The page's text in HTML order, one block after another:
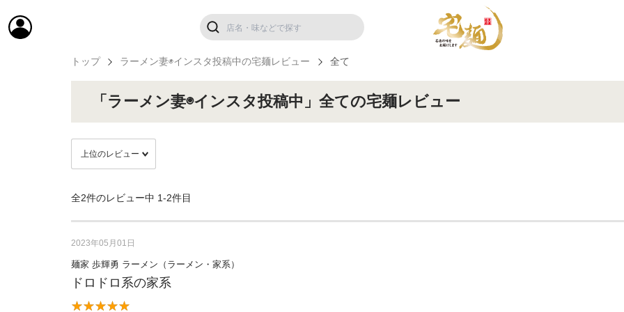
トップ ラーメン妻◉インスタ投稿中の宅麺レビュー 全て
「ラーメン妻◉インスタ投稿中」全ての宅麺レビュー
全2件のレビュー中 1-2件目
2023年05月01日
麺家 歩輝勇 ラーメン（ラーメン・家系）
ドロドロ系の家系